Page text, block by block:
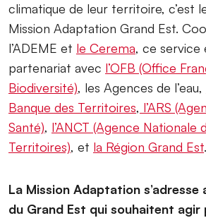
climatique de leur territoire, c’est
Mission Adaptation Grand Est.
l’ADEME et le Cerema, ce service
partenariat avec l’OFB (Office
Biodiversité), les Agences de l’eau,
Banque des Territoires, l’ARS
Santé), l’ANCT (Agence Nationale
Territoires), et la Région Grand Est.
La Mission Adaptation
du Grand Est qui souhaitent